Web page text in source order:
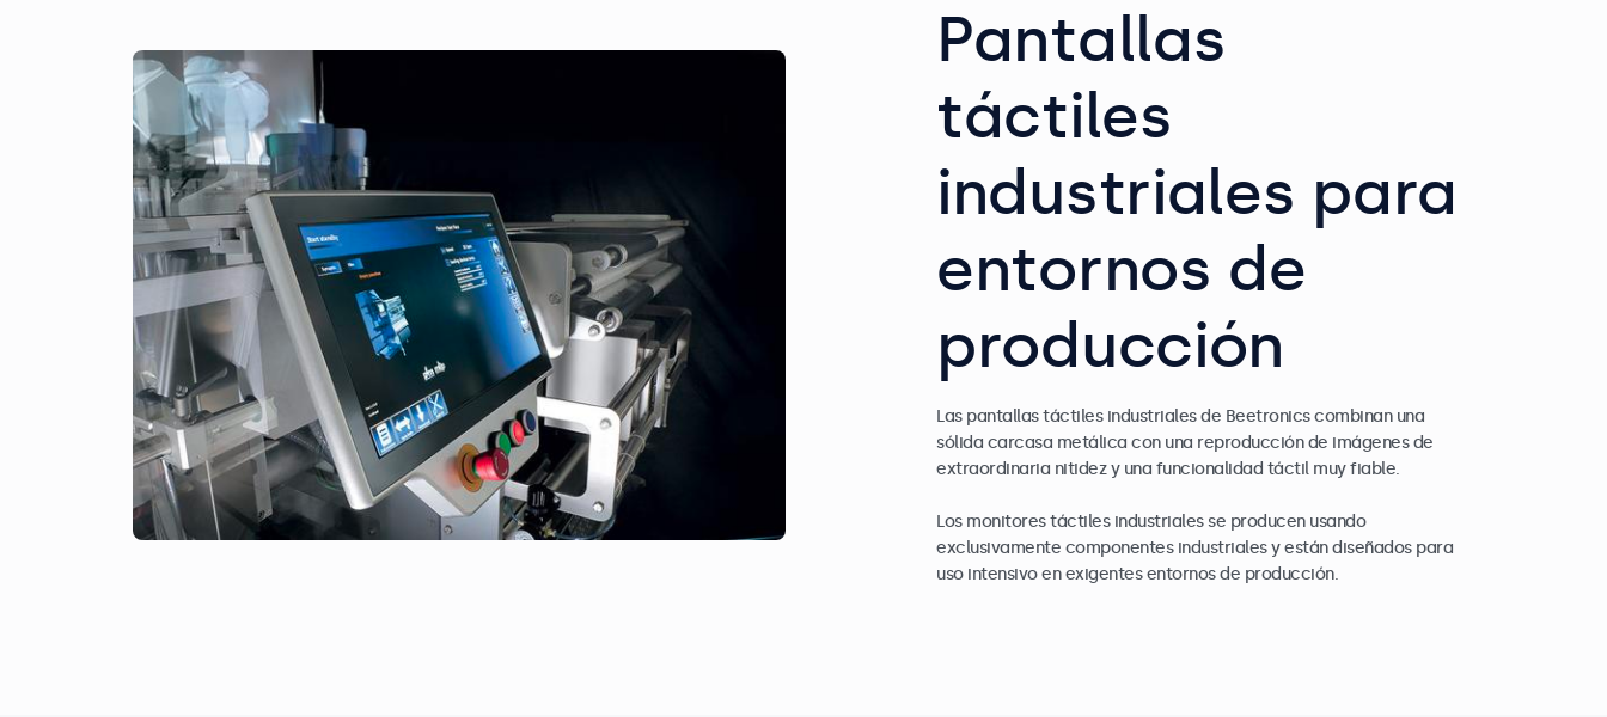
Pantallas
táctiles
industriales para
entornos de
producción
Las pantallas táctiles industriales de Beetronics combinan una
sólida carcasa metálica con una reproducción de imágenes de
extraordinaria nitidez y una funcionalidad táctil muy fiable.
Los monitores táctiles industriales se producen usando
exclusivamente componentes industriales y están diseñados para
uso intensivo en exigentes entornos de producción.